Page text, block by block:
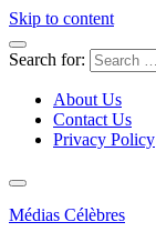
Skip to content
Search for:
About Us
Contact Us
Privacy Policy
Médias Célèbres